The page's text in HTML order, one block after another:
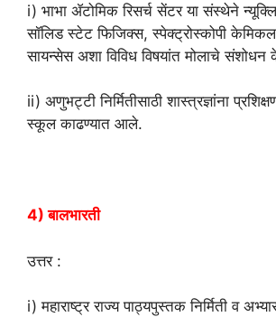
i) भाभा ॲटोमिक रिसर्च सेंटर या संस्थेने
सॉलिड स्टेट फिजिक्स, स्पेक्ट्रोस्कोपी
सायन्सेस अशा विविध विषयांत मोलाचे
ii) अणुभट्टी निर्मितीसाठी शास्त्रज्ञांना
स्कूल काढण्यात आले.
4) बालभारती
उत्तर :
i) महाराष्ट्र राज्य पाठ्यपुस्तक निर्मिती व